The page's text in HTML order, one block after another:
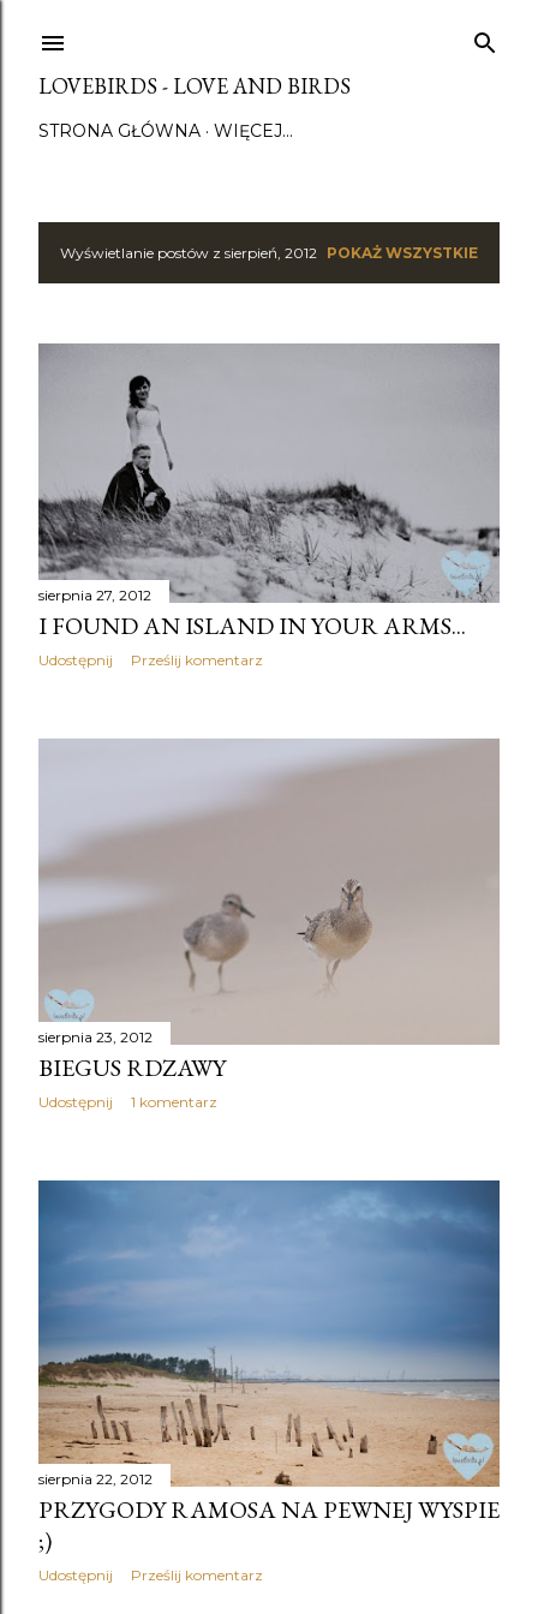
LOVEBIRDS - LOVE AND BIRDS
STRONA GŁÓWNA WIĘCEJ…
PWyświetlanie postów z sierpień, 2012 POKAŻ WSZYSTKIE
sierpnia 27, 2012
I FOUND AN ISLAND IN YOUR ARMS...
Udostępnij Prześlij komentarz
sierpnia 23, 2012
BIEGUS RDZAWY
Udostępnij 1 komentarz
sierpnia 22, 2012
PRZYGODY RAMOSA NA PEWNEJ WYSPIE
;)
Udostępnij Prześlij komentarz